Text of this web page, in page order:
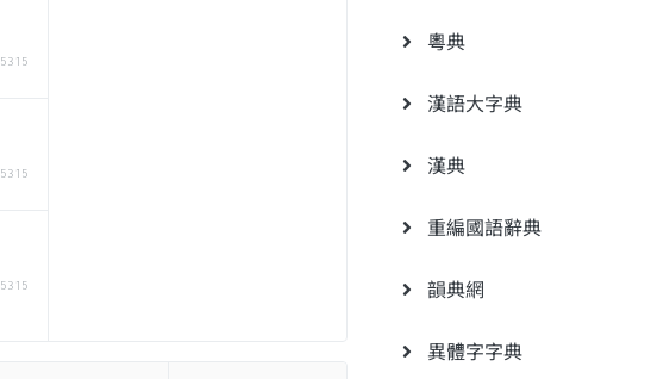
粵典
漢語大字典
漢典
重編國語辭典
韻典網
異體字字典